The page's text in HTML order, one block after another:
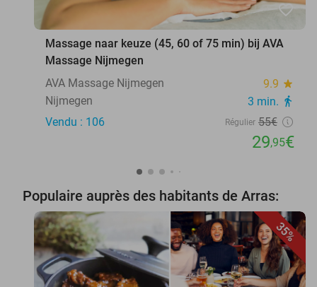
favorite_border
Massage naar keuze (45, 60 of 75 min) bij AVA
Massage Nijmegen
AVA Massage Nijmegen
9.9 star
Nijmegen 3 min. directions_walk
Vendu : 106 Régulier 55€
29,95€
Populaire auprès des habitants de Arras:
35%